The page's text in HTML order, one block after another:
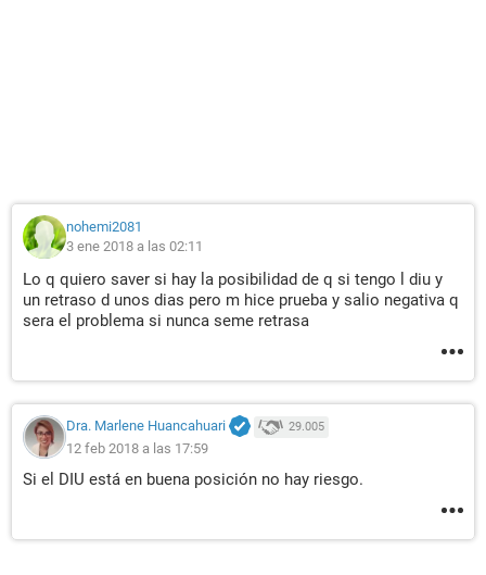
nohemi2081
3 ene 2018 a las 02:11
Lo q quiero saver si hay la posibilidad de q si tengo l diu y
un retraso d unos dias pero m hice prueba y salio negativa q
sera el problema si nunca seme retrasa
Dra. Marlene Huancahuari 29.005
12 feb 2018 a las 17:59
Si el DIU está en buena posición no hay riesgo.